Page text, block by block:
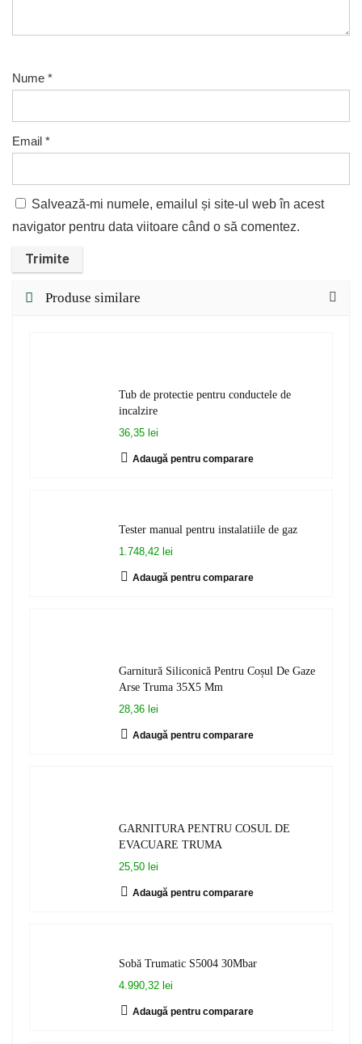
Nume *
Email *
Salvează-mi numele, emailul și site-ul web în acest
navigator pentru data viitoare când o să comentez.
Produse similare
Tub de protectie pentru conductele de
incalzire
36,35 lei
Adaugă pentru comparare
Tester manual pentru instalatiile de gaz
1.748,42 lei
Adaugă pentru comparare
Garnitură Siliconică Pentru Coșul De Gaze
Arse Truma 35X5 Mm
28,36 lei
Adaugă pentru comparare
GARNITURA PENTRU COSUL DE
EVACUARE TRUMA
25,50 lei
Adaugă pentru comparare
Sobă Trumatic S5004 30Mbar
4.990,32 lei
Adaugă pentru comparare